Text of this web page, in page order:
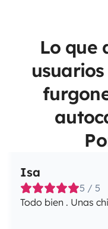
Lo que
Isa
5 / 5
Todo bien . Unas